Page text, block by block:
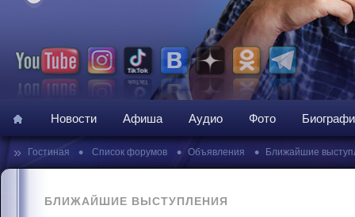
Новости Афиша Аудио Фото
» Гостиная • Список форумов • Объявления • Ближайшие
БЛИЖАЙШИЕ ВЫСТУПЛЕНИЯ